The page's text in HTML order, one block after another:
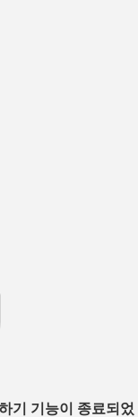
기 기능이 종료되었